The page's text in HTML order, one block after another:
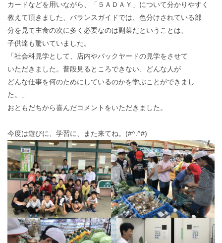
カードなどを用いながら、「５ＡＤＡＹ」について分かりやすく
教えて頂きました、バランスガイドでは、色分けされている部
分を見て主食の次に多く必要なのは副菜だということは、
子供達も驚いていました。
「社会科見学として、店内やバックヤードの見学をさせて
いただきました。普段見るところできない、どんな人が
どんな仕事を何のためにしているのかを学ぶことができまし
た。」
おともだちから喜んだコメントをいただきました。
今度は遊びに、学習に、また来てね。(#^.^#)